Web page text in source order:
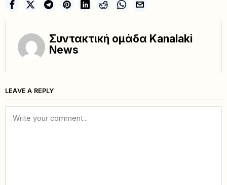
Συντακτική ομάδα Kanalaki
News
LEAVE A REPLY